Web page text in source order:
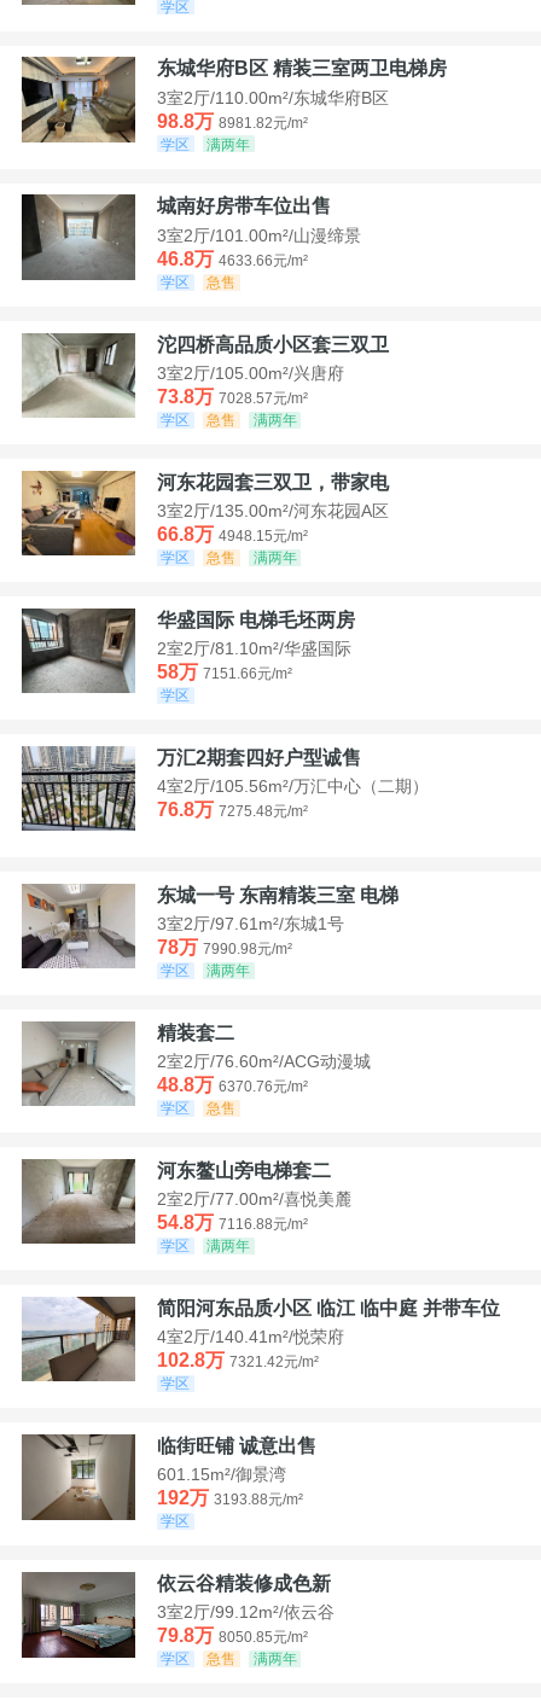
学区
东城华府B区 精装三室两卫电梯房
3室2厅/110.00m²/东城华府B区
98.8万 8981.82元/m²
学区
满两年
城南好房带车位出售
3室2厅/101.00m²/山漫缔景
46.8万 4633.66元/m²
学区
急售
沱四桥高品质小区套三双卫
3室2厅/105.00m²/兴唐府
73.8万 7028.57元/m²
学区
急售 满两年
河东花园套三双卫，带家电
3室2厅/135.00m²/河东花园A区
66.8万 4948.15元/m²
学区
急售 满两年
华盛国际 电梯毛坯两房
2室2厅/81.10m²/华盛国际
58万 7151.66元/m²
学区
万汇2期套四好户型诚售
4室2厅/105.56m²/万汇中心（二期）
76.8万 7275.48元/m²
东城一号 东南精装三室 电梯
3室2厅/97.61m²/东城1号
78万 7990.98元/m²
学区
满两年
精装套二
2室2厅/76.60m²/ACG动漫城
48.8万 6370.76元/m²
学区
急售
河东鳌山旁电梯套二
2室2厅/77.00m²/喜悦美麓
54.8万 7116.88元/m²
学区
满两年
简阳河东品质小区 临江 临中庭 并带车位
4室2厅/140.41m²/悦荣府
102.8万 7321.42元/m²
学区
临街旺铺 诚意出售
601.15m²/御景湾
192万 3193.88元/m²
学区
依云谷精装修成色新
3室2厅/99.12m²/依云谷
79.8万 8050.85元/m²
学区
急售 满两年